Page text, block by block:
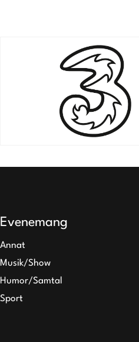
Evenemang
Annat
Musik/Show
Humor/Samtal
Sport